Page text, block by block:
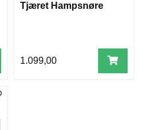
Tjæret Hampsnøre
1.099,00